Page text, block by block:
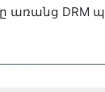
առանց DRM